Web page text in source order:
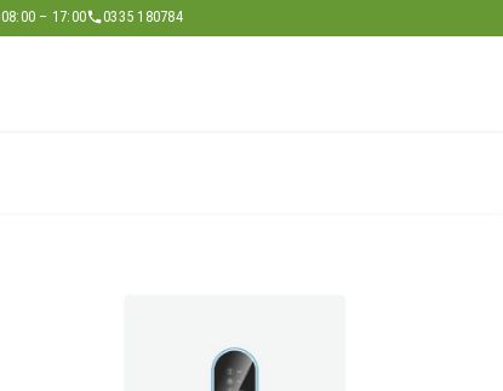
08:00 – 17:00 0335 180784